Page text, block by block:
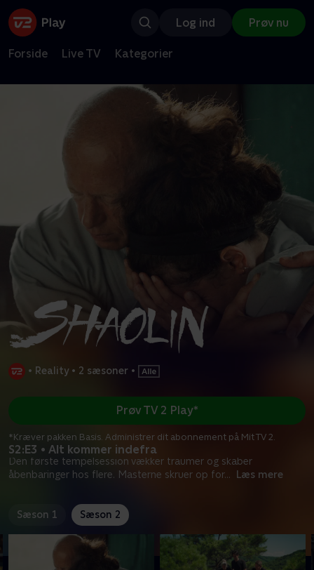
Log ind Prøv nu
Forside Live TV Kategorier
• Reality • 2 sæsoner •
S2:E3 • Alt kommer indefra
Den første tempelsession vækker traumer og skaber
åbenbaringer hos flere. Masterne skruer op for... Læs mere
Prøv TV 2 Play*
*Kræver pakken Basis. Administrer dit abonnement på Mit TV 2.
Sæson 1 Sæson 2